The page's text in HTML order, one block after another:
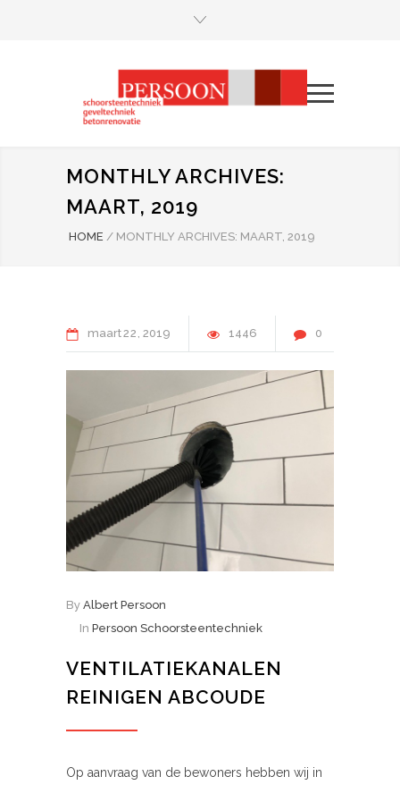
MONTHLY ARCHIVES:
MAART, 2019
HOME / MONTHLY ARCHIVES: MAART, 2019
maart22 2019 1446 0
By Albert Persoon
In Persoon Schoorsteentechniek
VENTILATIEKANALEN
REINIGEN ABCOUDE
Op aanvraag van de bewoners hebben wij in